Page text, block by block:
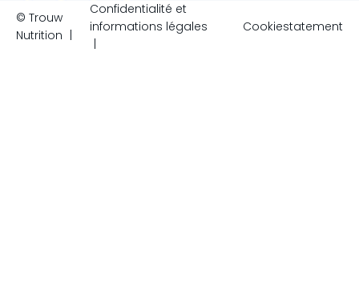
© Trouw
Nutrition
Confidentialité et
informations légales
Cookiestatement